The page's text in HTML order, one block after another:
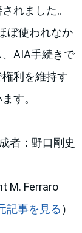
れました。
ぼ使われなか
AIA手続きで
利を維持す
す。
者：野口剛史
M. Ferraro
記事を見る ）